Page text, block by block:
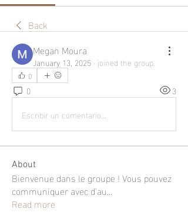
Back
Megan Moura
January 13, 2025 · joined the group.
0
0
3
Escribir un comentario...
About
Bienvenue dans le groupe ! Vous pouvez
communiquer avec d'au...
Read more